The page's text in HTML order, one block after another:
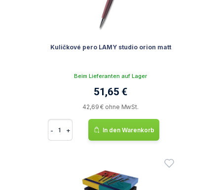
Kuličkové pero LAMY studio orion matt
Beim Lieferanten auf Lager
51,65 €
42,69 € ohne MwSt.
- + In den Warenkorb